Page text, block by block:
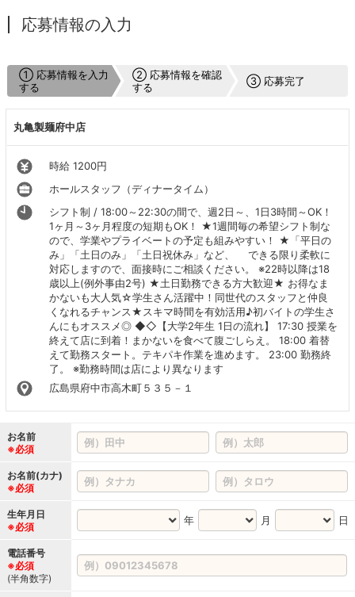
応募情報の入力
① 応募情報を入力
する
② 応募情報を確認
する
③ 応募完了
丸亀製麺府中店
時給 1200円
ホールスタッフ（ディナータイム）
シフト制 / 18:00～22:30の間で、週2日～、1日3時間～OK！
1ヶ月～3ヶ月程度の短期もOK！ ★1週間毎の希望シフト制な
ので、学業やプライベートの予定も組みやすい！ ★「平日の
み」「土日のみ」「土日祝休み」など、 できる限り柔軟に
対応しますので、面接時にご相談ください。 ※22時以降は18
歳以上(例外事由2号) ★土日勤務できる方大歓迎★ お得なま
かないも大人気☆学生さん活躍中！同世代のスタッフと仲良
くなれるチャンス★スキマ時間を有効活用♪初バイトの学生さ
んにもオススメ◎ ◆◇【大学2年生 1日の流れ】 17:30 授業を
終えて店に到着！まかないを食べて腹ごしらえ。 18:00 着替
えて勤務スタート。テキパキ作業を進めます。 23:00 勤務終
了。 ※勤務時間は店により異なります
広島県府中市高木町５３５－１
お名前
※必須
お名前(カナ)
※必須
生年月日
※必須
年 月 日
電話番号
※必須
(半角数字)